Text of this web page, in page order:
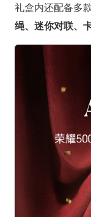
礼盒内还配备多
绳、迷你对联、